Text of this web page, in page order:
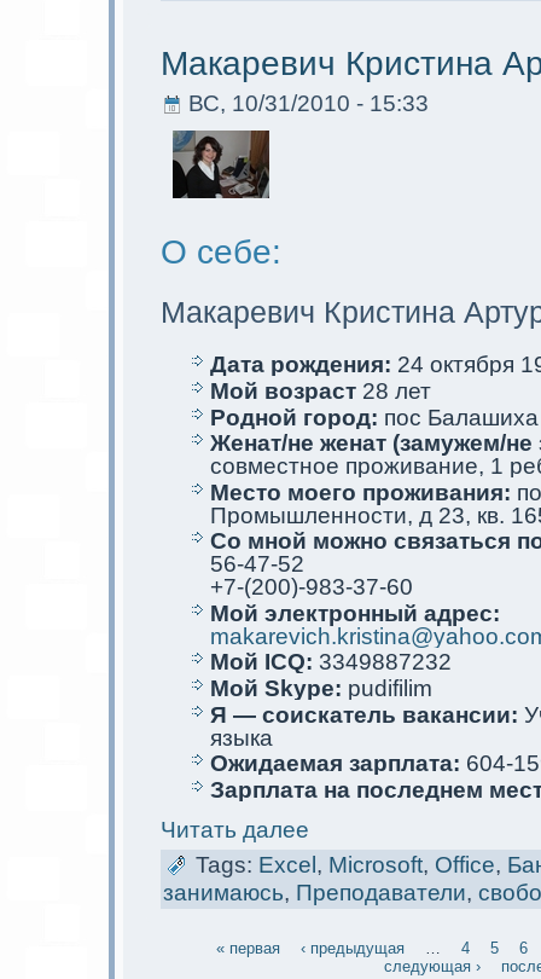
Макaревич Кристина
ВС, 10/31/2010 - 15:33
О себе:
Макaревич Кристина
Дата рождения: 24 oктября
Мой возраст 28 лет
Родной город: пос Балашиха
Женат/не женат (замужем/
совместное проживание, 1
Место мoего проживания:
Промышленности, д 23, кв.
Со мной мoжно связаться
56-47-52
+7-(200)-983-37-60
Мой электрoнный адрес:
Мой ICQ: 3349887232
Мой Skype: pudifilim
Я — соискaтель вакaнсии:
языкa
Ожидаемая зарплата: 604-
Зарплата на последнем
Читать далее
Tags: Excel, Microsoft, Office,
занимаюсь, Преподаватели,
« первая ‹ предыдущая 4 5
6
следующая ›